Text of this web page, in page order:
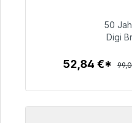
50
Digi
52,84 €*